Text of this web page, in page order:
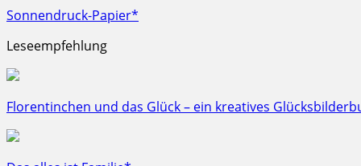
Sonnendruck-Papier*
Leseempfehlung
Florentinchen und das Glück – ein kreatives